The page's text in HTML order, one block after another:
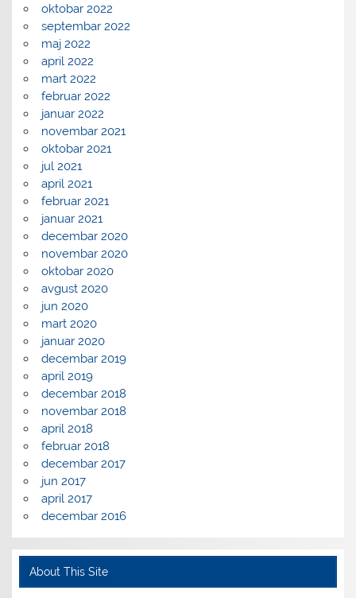
oktobar 2022
septembar 2022
maj 2022
april 2022
mart 2022
februar 2022
januar 2022
novembar 2021
oktobar 2021
jul 2021
april 2021
februar 2021
januar 2021
decembar 2020
novembar 2020
oktobar 2020
avgust 2020
jun 2020
mart 2020
januar 2020
decembar 2019
april 2019
decembar 2018
novembar 2018
april 2018
februar 2018
decembar 2017
jun 2017
april 2017
decembar 2016
About This Site